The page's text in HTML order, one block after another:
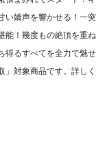
い嬌声を響かせる！一
能！幾度もの絶頂を重
るすべてを全力で魅
」対象商品です。詳し